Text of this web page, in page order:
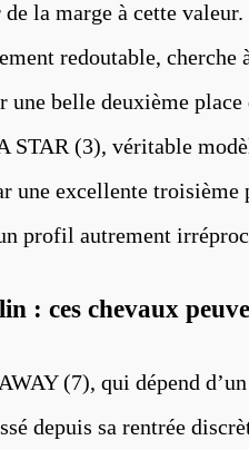
la marge à cette
redoutable,
une belle deuxième
(3), véritable
une excellente
profil autrement
: ces chevaux
(7), qui dépend
depuis sa rentrée